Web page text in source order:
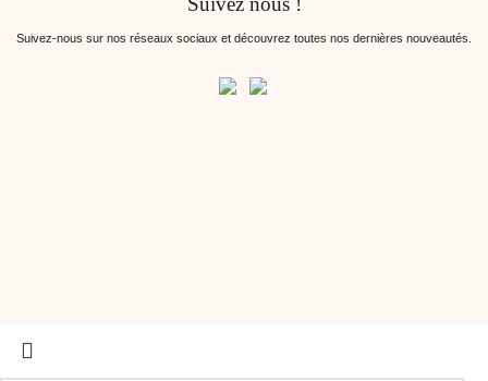
Suivez-nous sur nos réseaux sociaux et découvrez toutes nos dernières nouveautés.